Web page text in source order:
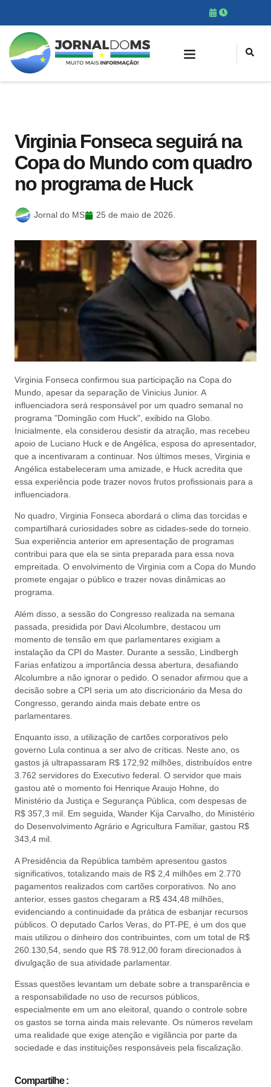
Virginia Fonseca seguirá na
Copa do Mundo com quadro
no programa de Huck
Jornal do MS 25 de maio de 2026.
Virginia Fonseca confirmou sua participação na Copa do
Mundo, apesar da separação de Vinicius Junior. A
influenciadora será responsável por um quadro semanal no
programa "Domingão com Huck", exibido na Globo.
Inicialmente, ela considerou desistir da atração, mas recebeu
apoio de Luciano Huck e de Angélica, esposa do apresentador,
que a incentivaram a continuar. Nos últimos meses, Virginia e
Angélica estabeleceram uma amizade, e Huck acredita que
essa experiência pode trazer novos frutos profissionais para a
influenciadora.
No quadro, Virginia Fonseca abordará o clima das torcidas e
compartilhará curiosidades sobre as cidades-sede do torneio.
Sua experiência anterior em apresentação de programas
contribui para que ela se sinta preparada para essa nova
empreitada. O envolvimento de Virginia com a Copa do Mundo
promete engajar o público e trazer novas dinâmicas ao
programa.
Além disso, a sessão do Congresso realizada na semana
passada, presidida por Davi Alcolumbre, destacou um
momento de tensão em que parlamentares exigiam a
instalação da CPI do Master. Durante a sessão, Lindbergh
Farias enfatizou a importância dessa abertura, desafiando
Alcolumbre a não ignorar o pedido. O senador afirmou que a
decisão sobre a CPI seria um ato discricionário da Mesa do
Congresso, gerando ainda mais debate entre os
parlamentares.
Enquanto isso, a utilização de cartões corporativos pelo
governo Lula continua a ser alvo de críticas. Neste ano, os
gastos já ultrapassaram R$ 172,92 milhões, distribuídos entre
3.762 servidores do Executivo federal. O servidor que mais
gastou até o momento foi Henrique Araujo Hohne, do
Ministério da Justiça e Segurança Pública, com despesas de
R$ 357,3 mil. Em seguida, Wander Kija Carvalho, do Ministério
do Desenvolvimento Agrário e Agricultura Familiar, gastou R$
343,4 mil.
A Presidência da República também apresentou gastos
significativos, totalizando mais de R$ 2,4 milhões em 2.770
pagamentos realizados com cartões corporativos. No ano
anterior, esses gastos chegaram a R$ 434,48 milhões,
evidenciando a continuidade da prática de esbanjar recursos
públicos. O deputado Carlos Veras, do PT-PE, é um dos que
mais utilizou o dinheiro dos contribuintes, com um total de R$
260.130,54, sendo que R$ 78.912,00 foram direcionados à
divulgação de sua atividade parlamentar.
Essas questões levantam um debate sobre a transparência e
a responsabilidade no uso de recursos públicos,
especialmente em um ano eleitoral, quando o controle sobre
os gastos se torna ainda mais relevante. Os números revelam
uma realidade que exige atenção e vigilância por parte da
sociedade e das instituições responsáveis pela fiscalização.
Compartilhe :